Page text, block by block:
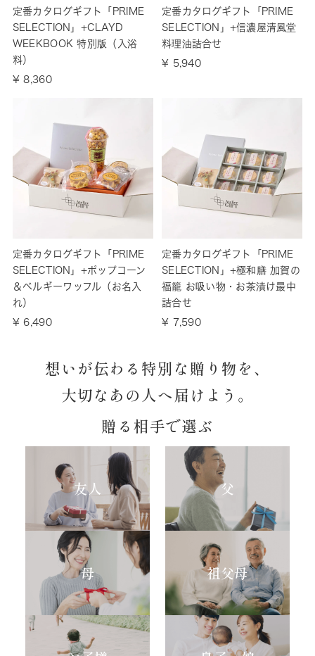
定番カタログギフト「PRIME
SELECTION」+CLAYD
WEEKBOOK 特別版（入浴
料）
¥ 8,360
定番カタログギフト「PRIME
SELECTION」+信濃屋清風堂
料理油詰合せ
¥ 5,940
定番カタログギフト「PRIME
SELECTION」+ポップコーン
＆ベルギーワッフル（お名入
れ）
¥ 6,490
定番カタログギフト「PRIME
SELECTION」+極和膳 加賀の
福籠 お吸い物・お茶漬け最中
詰合せ
¥ 7,590
想いが伝わる特別な贈り物を、
大切なあの人へ届けよう。
贈る相手で選ぶ
友人 父
母 祖父母